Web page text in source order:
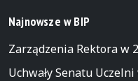
Najnowsze w BIP
Zarządzenia Rektora w
Uchwały Senatu